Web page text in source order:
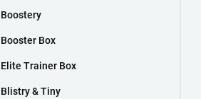
Boostery
Booster Box
Elite Trainer Box
Blistry & Tiny